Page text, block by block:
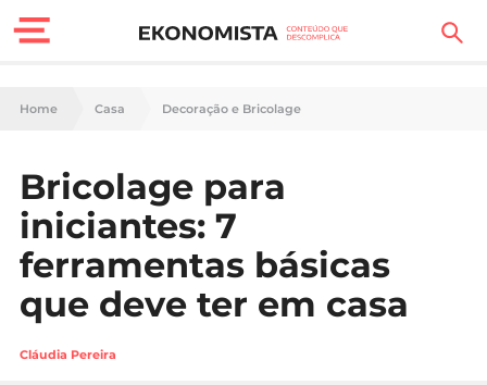
Finanças Pessoais
Carreira
Casa
Lifestyle
Sociedade
Home Casa Decoração e Bricolage
Bricolage para
iniciantes: 7
ferramentas básicas
que deve ter em casa
Cláudia Pereira